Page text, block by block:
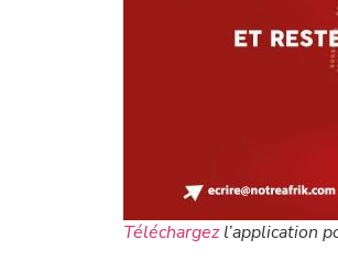
Téléchargezl’application